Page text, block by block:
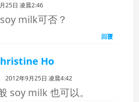
25日 凌晨2:46
milk可否？
回覆
Ho
2012年9月25日 凌晨4:42
soy milk 也可以。